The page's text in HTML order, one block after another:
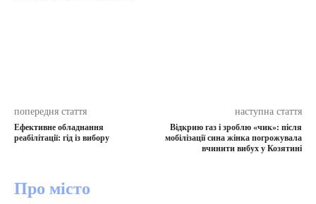
попередня стаття
Ефективне обладнання
реабілітації: гід із вибору
наступна стаття
Відкрию газ і зроблю «чик»: після
мобілізації сина жінка погрожувала
вчинити вибух у Козятині
Про місто